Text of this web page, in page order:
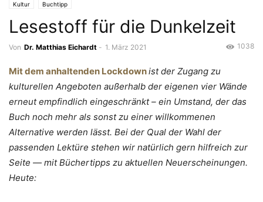
Kultur Buchtipp
Lesestoff für die Dunkelzeit
Von Dr. Matthias Eichardt - 1. März 2021 1038
Mit dem anhaltenden Lockdownist der Zugang zu
kulturellen Angeboten außerhalb der eigenen vier Wände
erneut empfindlich eingeschränkt – ein Umstand, der das
Buch noch mehr als sonst zu einer willkommenen
Alternative werden lässt. Bei der Qual der Wahl der
passenden Lektüre stehen wir natürlich gern hilfreich zur
Seite — mit Büchertipps zu aktuellen Neuerscheinungen.
Heute: